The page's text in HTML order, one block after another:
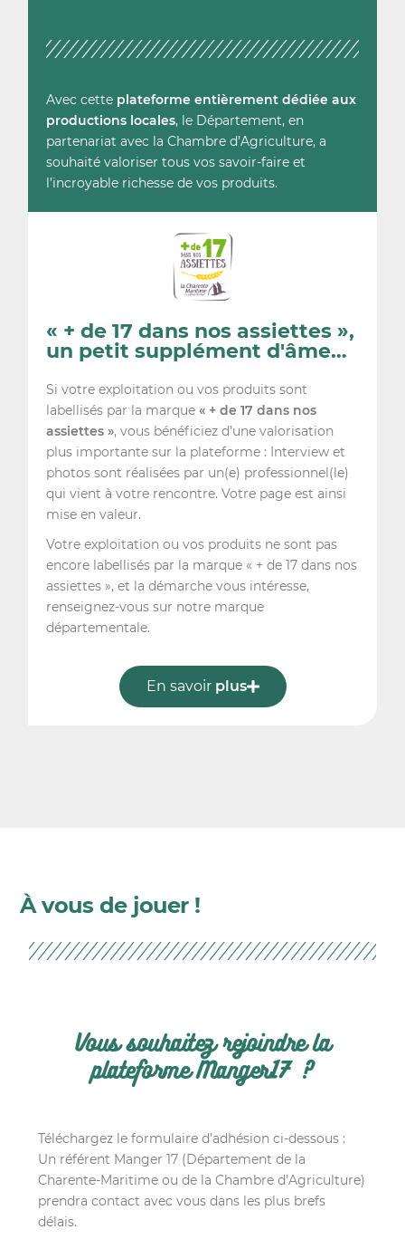
Avec cette plateforme entièrement dédiée aux
productions locales, le Département, en
partenariat avec la Chambre d’Agriculture, a
souhaité valoriser tous vos savoir-faire et
l’incroyable richesse de vos produits.
« + de 17 dans nos assiettes »,
un petit supplément d'âme…
Si votre exploitation ou vos produits sont
labellisés par la marque « + de 17 dans nos
assiettes », vous bénéficiez d’une valorisation
plus importante sur la plateforme : Interview et
photos sont réalisées par un(e) professionnel(le)
qui vient à votre rencontre. Votre page est ainsi
mise en valeur.
Votre exploitation ou vos produits ne sont pas
encore labellisés par la marque « + de 17 dans nos
assiettes », et la démarche vous intéresse,
renseignez-vous sur notre marque
départementale.
En savoir plus
À vous de jouer !
Vous souhaitez rejoindre la
plateforme Manger17 ?
Téléchargez le formulaire d’adhésion ci-dessous :
Un référent Manger 17 (Département de la
Charente-Maritime ou de la Chambre d’Agriculture)
prendra contact avec vous dans les plus brefs
délais.